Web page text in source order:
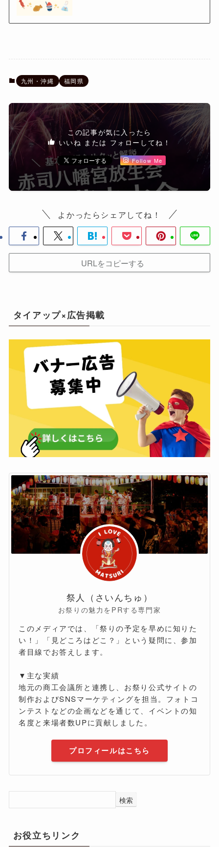
九州・沖縄 福岡県
この記事が気に入ったら
いいね または フォローしてね！
Follow Me
よかったらシェアしてね！
URLをコピーする
タイアップ×広告掲載
祭人（さいんちゅ）
お祭りの魅力をPRする専門家
このメディアでは、「祭りの予定を早めに知りた
い！」「見どころはどこ？」という疑問に、参加
者目線でお答えします。
▼主な実績
地元の商工会議所と連携し、お祭り公式サイトの
制作およびSNSマーケティングを担当。フォトコ
ンテストなどの企画などを通じて、イベントの知
名度と来場者数UPに貢献しました。
プロフィールはこちら
検索
お役立ちリンク